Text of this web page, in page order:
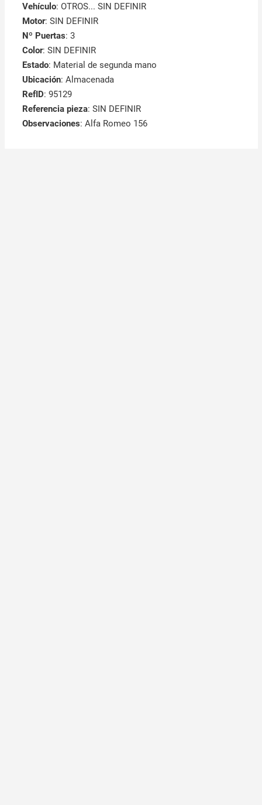
Vehículo: OTROS... SIN DEFINIR
Motor: SIN DEFINIR
Nº Puertas: 3
Color: SIN DEFINIR
Estado: Material de segunda mano
Ubicación: Almacenada
RefID: 95129
Referencia pieza: SIN DEFINIR
Observaciones: Alfa Romeo 156